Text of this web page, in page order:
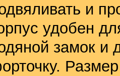
и
удобен
замок и